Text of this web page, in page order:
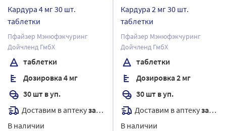
Кардура 4 мг 30 шт.
таблетки
Пфайзер Мэнюфэкчуринг
Дойчленд ГмбХ
таблетки
Дозировка 4 мг
30 шт в уп.
Доставим в аптекузавтра
В наличии
Кардура 2 мг 30 шт.
таблетки
Пфайзер Мэнюфэкчуринг
Дойчленд ГмбХ
таблетки
Дозировка 2 мг
30 шт в уп.
Доставим в аптекузавтра
В наличии